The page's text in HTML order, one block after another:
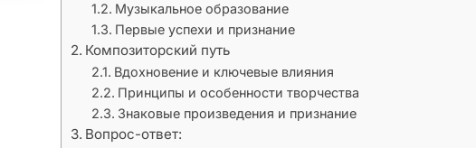
Музыкальное образование
Первые успехи и признание
Композиторский путь
Вдохновение и ключевые влияния
Принципы и особенности творчества
Знаковые произведения и признание
Вопрос-ответ: